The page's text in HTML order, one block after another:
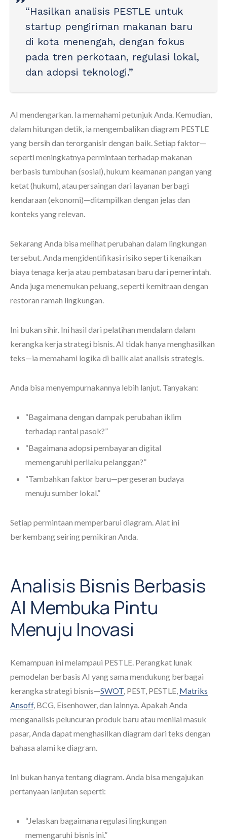
“Hasilkan analisis PESTLE untuk
startup pengiriman makanan baru
di kota menengah, dengan fokus
pada tren perkotaan, regulasi lokal,
dan adopsi teknologi.”
AI mendengarkan. Ia memahami petunjuk Anda. Kemudian,
dalam hitungan detik, ia mengembalikan diagram PESTLE
yang bersih dan terorganisir dengan baik. Setiap faktor—
seperti meningkatnya permintaan terhadap makanan
berbasis tumbuhan (sosial), hukum keamanan pangan yang
ketat (hukum), atau persaingan dari layanan berbagi
kendaraan (ekonomi)—ditampilkan dengan jelas dan
konteks yang relevan.
Sekarang Anda bisa melihat perubahan dalam lingkungan
tersebut. Anda mengidentifikasi risiko seperti kenaikan
biaya tenaga kerja atau pembatasan baru dari pemerintah.
Anda juga menemukan peluang, seperti kemitraan dengan
restoran ramah lingkungan.
Ini bukan sihir. Ini hasil dari pelatihan mendalam dalam
kerangka kerja strategi bisnis. AI tidak hanya menghasilkan
teks—ia memahami logika di balik alat analisis strategis.
Anda bisa menyempurnakannya lebih lanjut. Tanyakan:
“Bagaimana dengan dampak perubahan iklim
terhadap rantai pasok?”
“Bagaimana adopsi pembayaran digital
memengaruhi perilaku pelanggan?”
“Tambahkan faktor baru—pergeseran budaya
menuju sumber lokal.”
Setiap permintaan memperbarui diagram. Alat ini
berkembang seiring pemikiran Anda.
Analisis Bisnis Berbasis
AI Membuka Pintu
Menuju Inovasi
Kemampuan ini melampaui PESTLE. Perangkat lunak
pemodelan berbasis AI yang sama mendukung berbagai
kerangka strategi bisnis—SWOT, PEST, PESTLE, Matriks
Ansoff, BCG, Eisenhower, dan lainnya. Apakah Anda
menganalisis peluncuran produk baru atau menilai masuk
pasar, Anda dapat menghasilkan diagram dari teks dengan
bahasa alami ke diagram.
Ini bukan hanya tentang diagram. Anda bisa mengajukan
pertanyaan lanjutan seperti:
“Jelaskan bagaimana regulasi lingkungan
memengaruhi bisnis ini.”